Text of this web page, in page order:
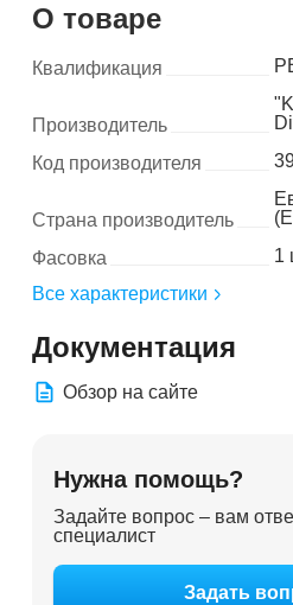
О товаре
Квалификация
Производитель
Код производителя
Страна производитель
Фасовка
1
Все характеристики
Документация
Обзор на сайте
Нужна помощь?
Задайте вопрос – вам
специалист
Задать